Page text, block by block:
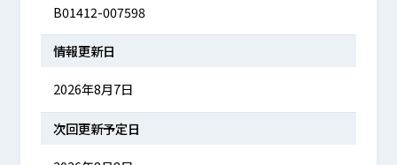
B01412-007598
情報更新日
2026年8月7日
次回更新予定日